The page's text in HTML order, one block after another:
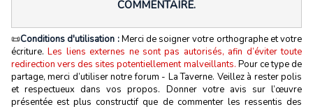
COMMENTAIRE.
📜Conditions d'utilisation :Merci de soigner votre orthographe et votre
écriture.Les liens externes ne sont pas autorisés, afin d’éviter toute
redirection vers des sites potentiellement malveillants. Pour ce type de
partage, merci d’utiliser notre forum - La Taverne. Veillez à rester polis
et respectueux dans vos propos. Donner votre avis sur l’œuvre
présentée est plus constructif que de commenter les ressentis des